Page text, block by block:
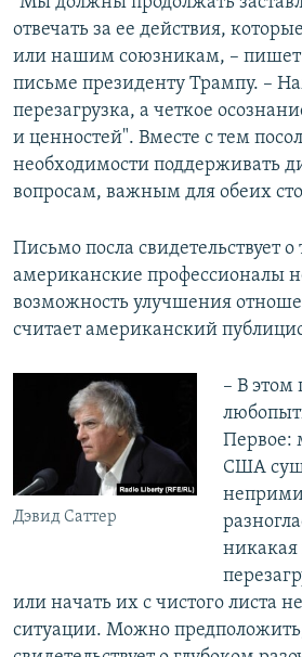
отвечать за ее действия,
или нашим союзникам, –
письме президенту Трампу. –
перезагрузка, а четкое
и ценностей". Вместе с тем
необходимости поддерживать
вопросам, важным для обеих
Письмо посла свидетельствует о
американские профессионалы
возможность улучшения
считает американский
Дэвид Саттер
– В этом
Первое:
США
никакая
или начать их с чистого листа
ситуации. Можно